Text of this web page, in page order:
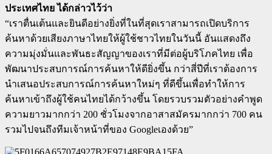
ประเทศไทย ได้กล่าวไว้ว่า
“เราตื่นเต้นและยินดีอย่างยิ่งที่ในที่สุดเราสามารถเปิดบริการ
ค้นหาด้วยเสียงภาษาไทยให้ผู้ใช้ชาวไทยในวันนี้ อันแสดงถึง
ความมุ่งมั่นและพันธะสัญญาของเราที่มีต่อผู้บริโภคไทย เพื่อ
พัฒนาประสบการณ์การค้นหาให้ดียิ่งขึ้น กว่าสี่ปีที่เราต้องการ
นำเสนอประสบการณ์การค้นหาใหม่ๆ ที่ดีขึ้นเพื่อทำให้การ
ค้นหาเข้าถึงผู้ใช้คนไทยได้กว้างขึ้น โดยรวบรวมตัวอย่างคำพูด
ความยาวมากกว่า 200 ชั่วโมงจากอาสาสมัครมากกว่า 700 คน
รวมไปจนถึงทีมเจ้าหน้าที่ของ Googleเองด้วย”